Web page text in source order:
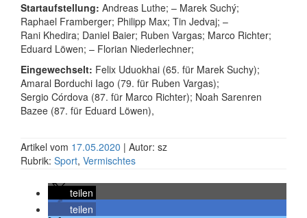
Startaufstellung: Andreas Luthe; – Marek Suchý;
Raphael Framberger; Philipp Max; Tin Jedvaj; –
Rani Khedira; Daniel Baier; Ruben Vargas; Marco Richter;
Eduard Löwen; – Florian Niederlechner;
Eingewechselt: Felix Uduokhai (65. für Marek Suchy);
Amaral Borduchi Iago (79. für Ruben Vargas);
Sergio Córdova (87. für Marco Richter); Noah Sarenren
Bazee (87. für Eduard Löwen),
Artikel vom 17.05.2020 | Autor: sz
Rubrik: Sport, Vermischtes
teilen
teilen